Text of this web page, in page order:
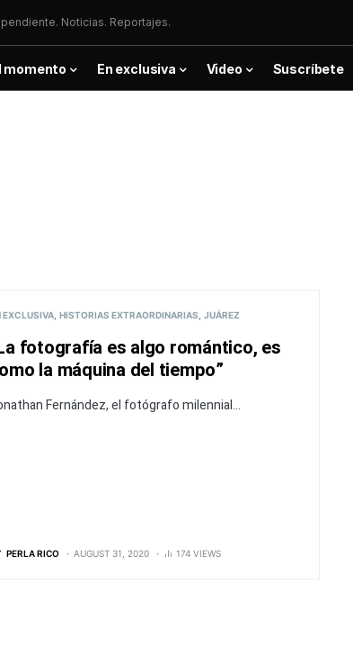
Noticias. Reportajes.
momento En exclusiva Video Suscríbete
EXCLUSIVA HISTORIAS EXTRAORDINARIAS JUÁREZ
fotografía es algo romántico, es
la máquina del tiempo”
Fernández, el fotógrafo milennial...
PERLA RICO AUGUST 31, 2020 174 VIEWS